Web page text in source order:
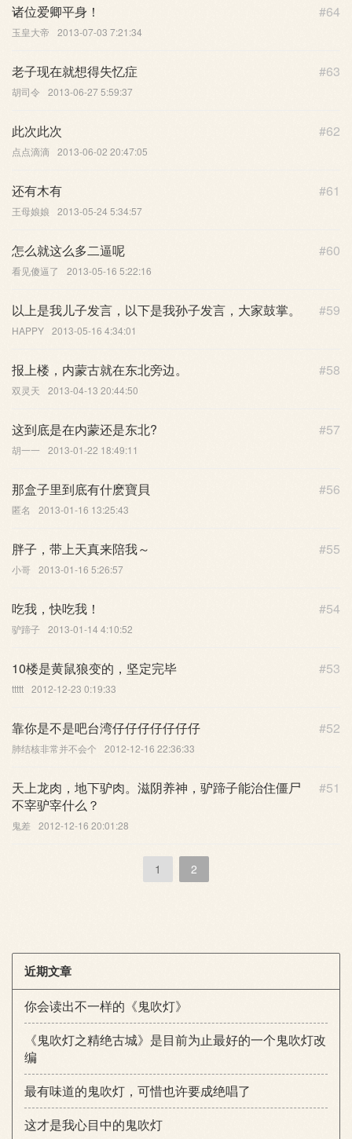
#64
诸位爱卿平身！
玉皇大帝 2013-07-03 7:21:34
#63
老子现在就想得失忆症
胡司令 2013-06-27 5:59:37
#62
此次此次
点点滴滴 2013-06-02 20:47:05
#61
还有木有
王母娘娘 2013-05-24 5:34:57
#60
怎么就这么多二逼呢
看见傻逼了 2013-05-16 5:22:16
#59
以上是我儿子发言，以下是我孙子发言，大家鼓掌。
HAPPY 2013-05-16 4:34:01
#58
报上楼，内蒙古就在东北旁边。
双灵天 2013-04-13 20:44:50
#57
这到底是在内蒙还是东北?
胡一一 2013-01-22 18:49:11
#56
那盒子里到底有什麽寶貝
匿名 2013-01-16 13:25:43
#55
胖子，带上天真来陪我～
小哥 2013-01-16 5:26:57
#54
吃我，快吃我！
驴蹄子 2013-01-14 4:10:52
#53
10楼是黄鼠狼变的，坚定完毕
ttttt 2012-12-23 0:19:33
#52
靠你是不是吧台湾仔仔仔仔仔仔仔
肺结核非常并不会个 2012-12-16 22:36:33
#51
天上龙肉，地下驴肉。滋阴养神，驴蹄子能治住僵尸
不宰驴宰什么？
鬼差 2012-12-16 20:01:28
1 2
近期文章
你会读出不一样的《鬼吹灯》
《鬼吹灯之精绝古城》是目前为止最好的一个鬼吹灯改
编
最有味道的鬼吹灯，可惜也许要成绝唱了
这才是我心目中的鬼吹灯